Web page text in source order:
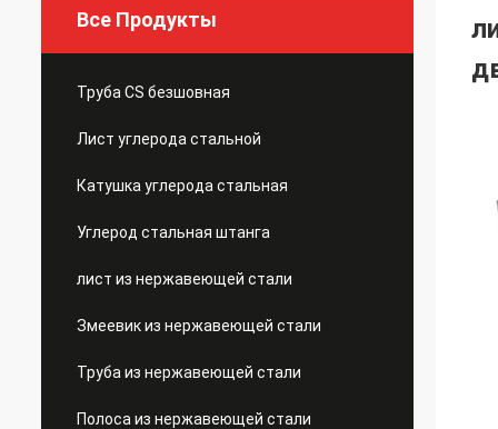
Все Продукты
Труба CS безшовная
Лист углерода стальной
Катушка углерода стальная
Углерод стальная штанга
лист из нержавеющей стали
Змеевик из нержавеющей стали
Труба из нержавеющей стали
Полоса из нержавеющей стали